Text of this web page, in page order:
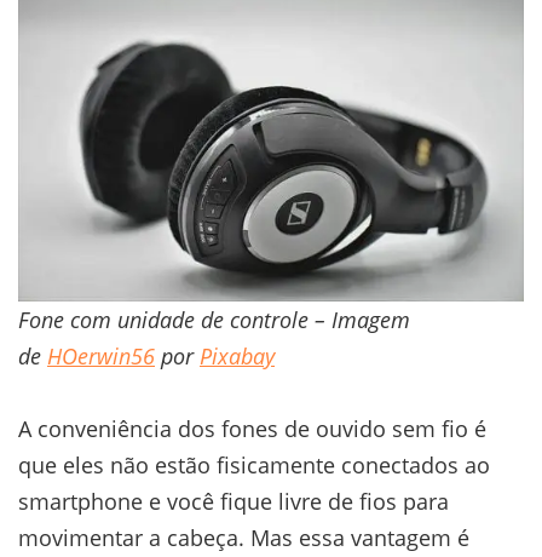
Fone com unidade de controle – Imagem
de HOerwin56 por Pixabay
A conveniência dos fones de ouvido sem fio é
que eles não estão fisicamente conectados ao
smartphone e você fique livre de fios para
movimentar a cabeça. Mas essa vantagem é